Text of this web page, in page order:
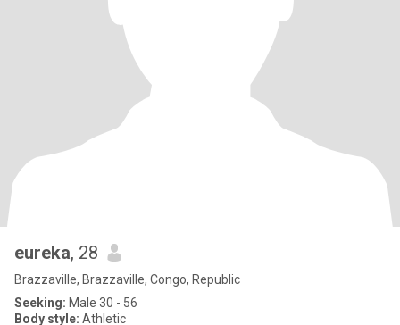
eureka, 28
Brazzaville, Brazzaville, Congo, Republic
Seeking: Male 30 - 56
Body style: Athletic